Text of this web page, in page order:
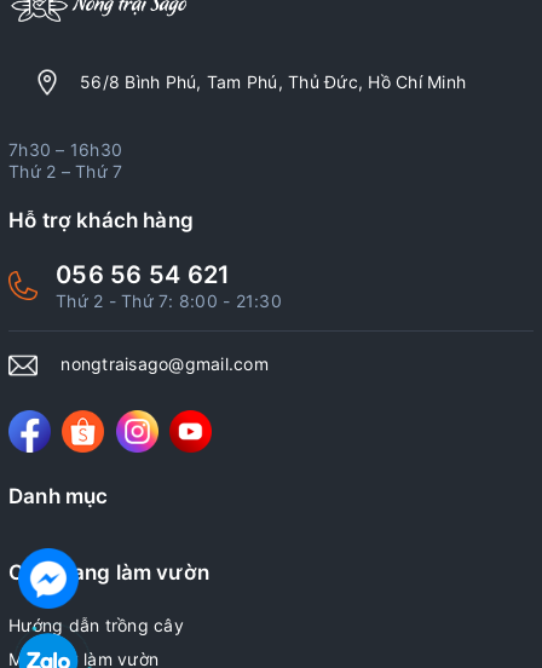
56/8 Bình Phú, Tam Phú, Thủ Đức, Hồ Chí Minh
7h30 – 16h30
Thứ 2 – Thứ 7
Hỗ trợ khách hàng
056 56 54 621
Thứ 2 - Thứ 7: 8:00 - 21:30
nongtraisago@gmail.com
Danh mục
Cẩm nang làm vườn
Hướng dẫn trồng cây
Mẹo hay làm vườn